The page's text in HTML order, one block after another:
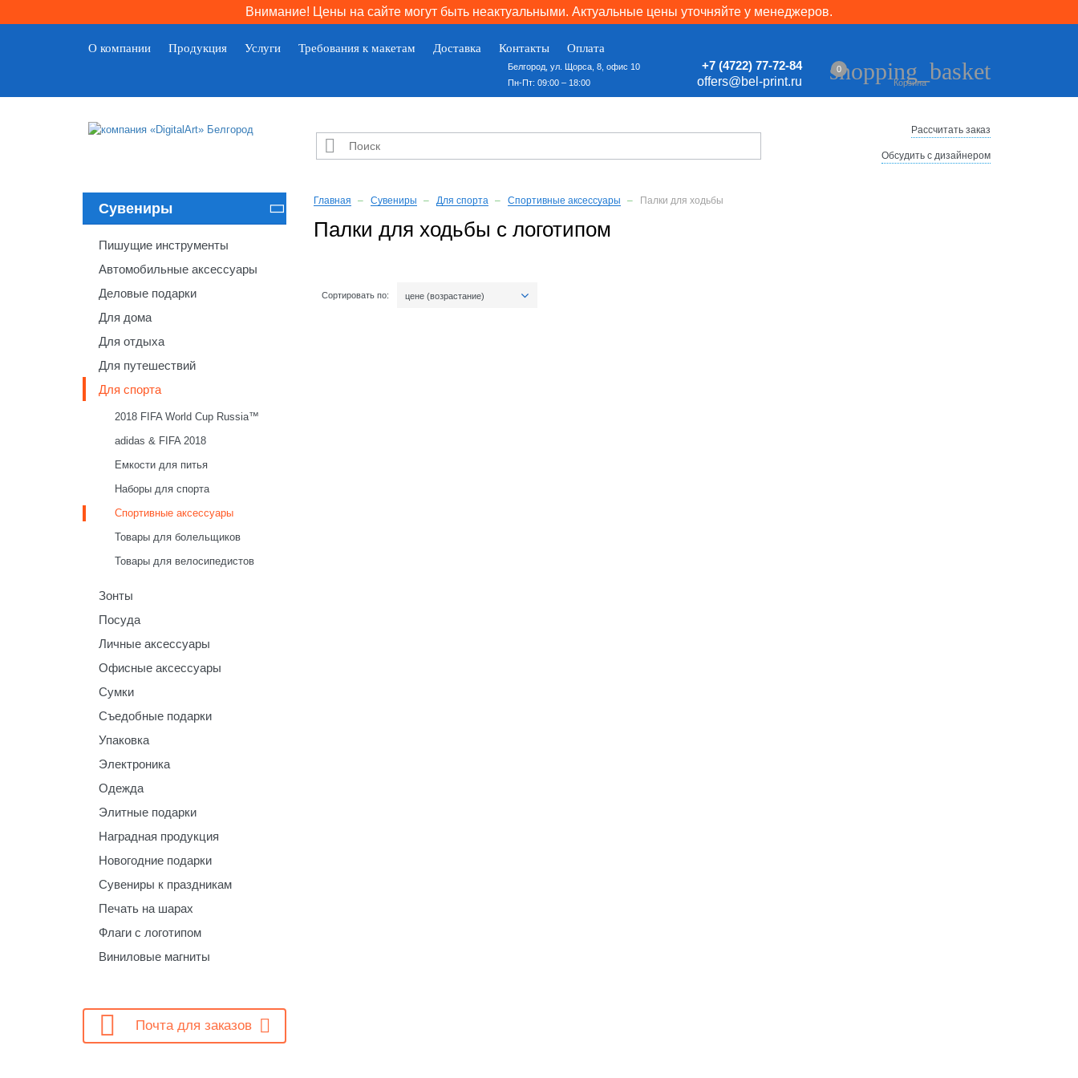
Внимание! Цены на сайте могут быть неактуальными. Актуальные цены уточняйте у менеджеров.
О компании Продукция Услуги Требования к макетам Доставка Контакты Оплата
Белгород, ул. Щорса, 8, офис 10
Пн-Пт: 09:00 – 18:00
+7 (4722) 77-72-84
offers@bel-print.ru
shopping_basket
Корзина
0

Рассчитать заказ
Обсудить с дизайнером
Сувениры 
Пишущие инструменты
Автомобильные аксессуары
Деловые подарки
Для дома
Для отдыха
Для путешествий
Для спорта
2018 FIFA World Cup Russia™
adidas & FIFA 2018
Емкости для питья
Наборы для спорта
Спортивные аксессуары
Товары для болельщиков
Товары для велосипедистов
Зонты
Посуда
Личные аксессуары
Офисные аксессуары
Сумки
Съедобные подарки
Упаковка
Электроника
Одежда
Элитные подарки
Наградная продукция
Новогодние подарки
Сувениры к праздникам
Печать на шарах
Флаги с логотипом
Виниловые магниты
 Почта для заказов
Главная Сувениры Для спорта Спортивные аксессуары Палки для ходьбы
Палки для ходьбы с логотипом
Сортировать по: цене (возрастание)